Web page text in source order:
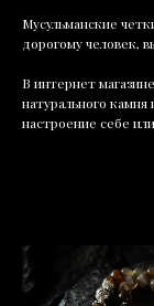
Мусульманские
дорогому человек,
В интернет
натурального
настроение себе